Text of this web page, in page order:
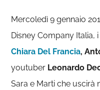
Mercoledì 9 gennaio
Disney Company Italia,
Chiara Del Francia,
youtuber Leonardo
Sara e Marti che uscirà